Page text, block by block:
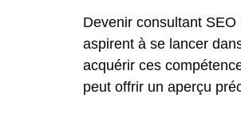
Devenir consultant
aspirent à se lancer
acquérir ces
peut offrir un aperçu